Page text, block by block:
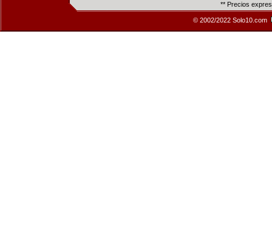
** Precios
© 2002/2022 Solo10.com